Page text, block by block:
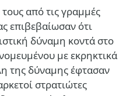
από τις γραμμές
επιβεβαίωσαν ότι
δύναμη κοντά στο
με εκρηκτικά
της δύναμης έφτασαν
στρατιώτες